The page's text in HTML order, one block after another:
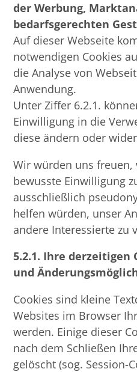
der Werbung,
bedarfsgerechten
Auf dieser Webseite
notwendigen Cookies
die Analyse von
Anwendung.
Unter Ziffer 6.2.1.
Einwilligung in die
diese ändern oder
Wir würden uns freuen,
bewusste Einwilligung
ausschließlich
helfen würden, unser
andere Interessierte zu
5.2.1. Ihre derzeitigen
und
Cookies sind kleine
Websites im Browser
werden. Einige dieser
nach dem Schließen
gelöscht (sog. Session-